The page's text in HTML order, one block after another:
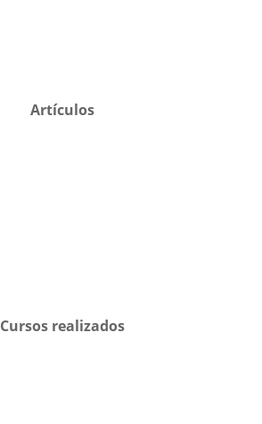
Artículos
Cursos realizados